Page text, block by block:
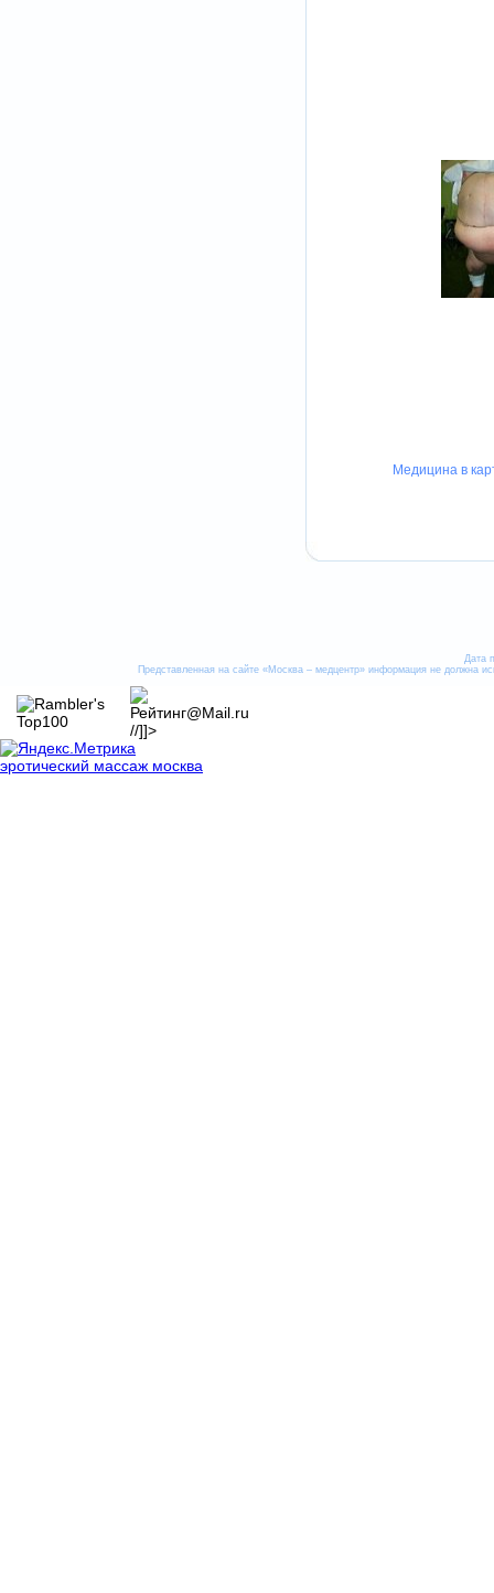
Медицина в
Дата
Представленная на сайте «Москва – медцентр» информация не должна
//]]>
эротический массаж москва